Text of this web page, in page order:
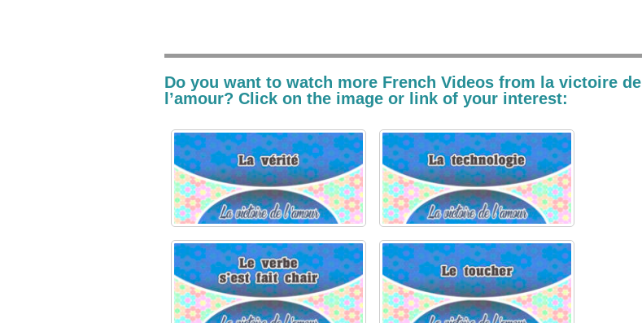
Do you want to watch more French Videos from la victoire de
l’amour? Click on the image or link of your interest: